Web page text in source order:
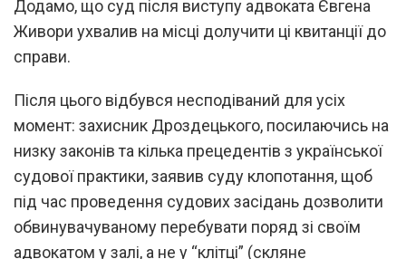
Додамо, що суд після виступу адвоката Євгена
Живори ухвалив на місці долучити ці квитанції до
справи.
Після цього відбувся несподіваний для усіх
момент: захисник Дроздецького, посилаючись на
низку законів та кілька прецедентів з української
судової практики, заявив суду клопотання, щоб
під час проведення судових засідань дозволити
обвинувачуваному перебувати поряд зі своїм
адвокатом у залі, а не у “клітці” (скляне